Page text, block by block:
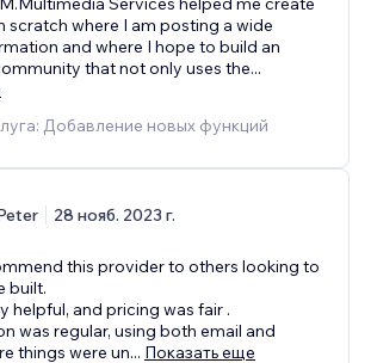
scratch where I am posting a wide
and where I hope to build an
that not only uses the...
Добавление новых функций
28 нояб. 2023 г.
this provider to others looking to
built.
helpful, and pricing was fair .
was regular, using both email and
things were un... Показать еще